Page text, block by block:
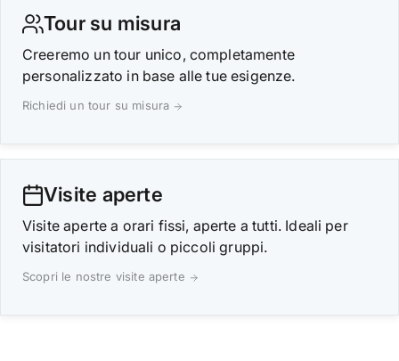
Tour su misura
Creeremo un tour unico, completamente
personalizzato in base alle tue esigenze.
Richiedi un tour su misura
Visite aperte
Visite aperte a orari fissi, aperte a tutti. Ideali per
visitatori individuali o piccoli gruppi.
Scopri le nostre visite aperte